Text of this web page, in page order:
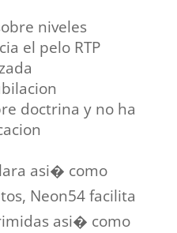
niveles
el pelo RTP
doctrina y no ha
asi� como
Neon54 facilita
asi� como